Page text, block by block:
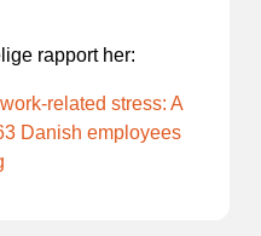
rapport her:
related stress: A
Danish employees